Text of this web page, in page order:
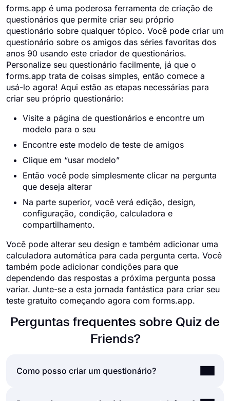
forms.app é uma poderosa ferramenta de criação de
questionários que permite criar seu próprio
questionário sobre qualquer tópico. Você pode criar um
questionário sobre os amigos das séries favoritas dos
anos 90 usando este criador de questionários.
Personalize seu questionário facilmente, já que o
forms.app trata de coisas simples, então comece a
usá-lo agora! Aqui estão as etapas necessárias para
criar seu próprio questionário:
Visite a página de questionários e encontre um
modelo para o seu
Encontre este modelo de teste de amigos
Clique em “usar modelo”
Então você pode simplesmente clicar na pergunta
que deseja alterar
Na parte superior, você verá edição, design,
configuração, condição, calculadora e
compartilhamento.
Você pode alterar seu design e também adicionar uma
calculadora automática para cada pergunta certa. Você
também pode adicionar condições para que
dependendo das respostas a próxima pergunta possa
variar. Junte-se a esta jornada fantástica para criar seu
teste gratuito começando agora com forms.app.
Perguntas frequentes sobre Quiz de
Friends?
Como posso criar um questionário?